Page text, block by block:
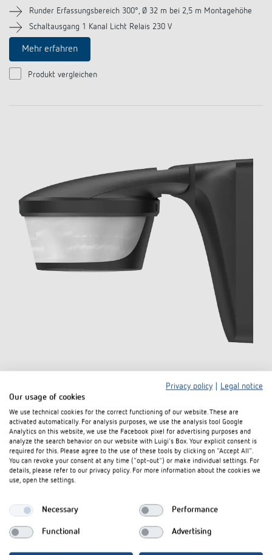
Runder Erfassungsbereich 300°, Ø 32 m bei 2,5 m Montagehöhe
Schaltausgang 1 Kanal Licht Relais 230 V
Mehr erfahren
Produkt vergleichen
theLuxa P300 BK
(Artikel-Nr. 1010611)
Bewegungsmelder (PIR) für die Wand-/Deckenmontage im
Außenbereich
Runder Erfassungsbereich 300°, Ø 32 m bei 2,5 m Montagehöhe
Mehr erfahren
Privacy policy
Legal notice
Our usage of cookies
We use technical cookies for the correct functioning of our website. These are
activated automatically. For analysis purposes, we use the analysis tool Google
Analytics on this website, we use the Facebook pixel for advertising purposes and
analyze the search behavior on our website with Luigi's Box. Your explicit consent is
required for this. Please agree to the use of these tools by clicking on "Accept All".
You can revoke your consent at any time ("opt-out") or make individual settings. For
details, please refer to our privacy policy. For more information about the cookies we
use, open the settings.
Necessary Performance
Functional Advertising